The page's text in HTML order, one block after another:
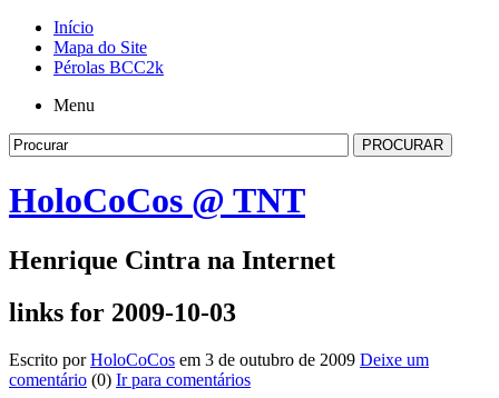
Início
Mapa do Site
Pérolas BCC2k
Menu
HoloCoCos @ TNT
Henrique Cintra na Internet
links for 2009-10-03
Escrito porHoloCoCos em 3 de outubro de 2009 Deixe um
comentário (0) Ir para comentários